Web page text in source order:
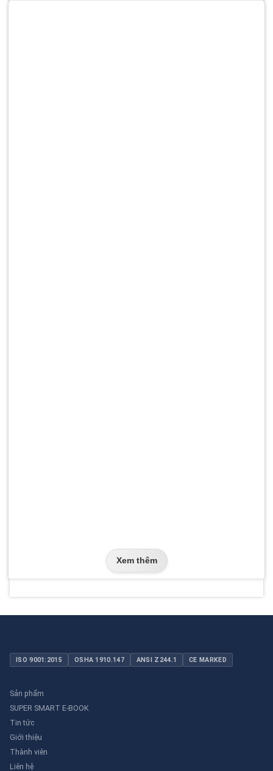
Xem thêm
ISO 9001:2015 OSHA 1910.147 ANSI Z244.1 CE MARKED
Sản phẩm
SUPER SMART E-BOOK
Tin tức
Giới thiệu
Thành viên
Liên hệ